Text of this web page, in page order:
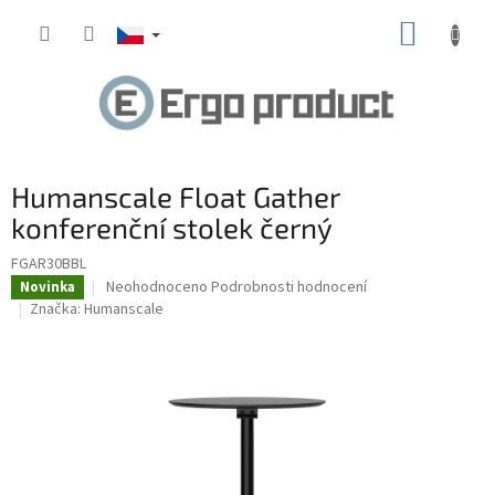
Humanscale Float Gather
konferenční stolek černý
FGAR30BBL
Novinka
Průměrné
hodnocení
Neohodnoceno Podrobnosti hodnocení
Značka: Humanscale